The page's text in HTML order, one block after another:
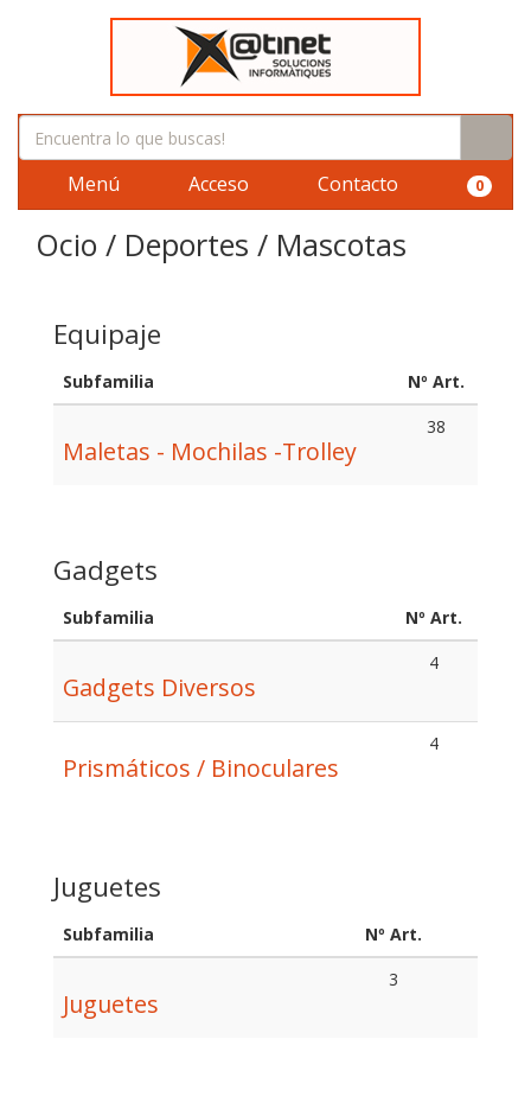
Menú Acceso Contacto 0
Ocio / Deportes / Mascotas
Equipaje
Subfamilia Nº Art.
Maletas - Mochilas -Trolley
38
Gadgets
Subfamilia Nº Art.
Gadgets Diversos
4
Prismáticos / Binoculares
4
Juguetes
Subfamilia Nº Art.
Juguetes
3